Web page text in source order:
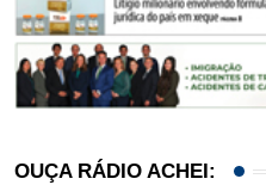
OUÇA RÁDIO ACHEI: